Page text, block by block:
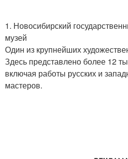
1. Новосибирский
музей
Один из крупнейших
Здесь представлено более 12
включая работы русских и
мастеров.